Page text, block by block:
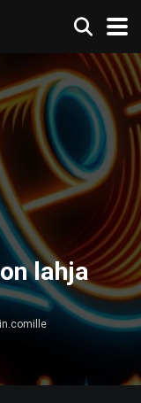
lahja